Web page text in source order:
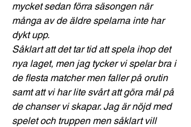
mycket sedan förra säsongen när
många av de äldre spelarna inte har
dykt upp.
Såklart att det tar tid att spela ihop det
nya laget, men jag tycker vi spelar bra i
de flesta matcher men faller på orutin
samt att vi har lite svårt att göra mål på
de chanser vi skapar. Jag är nöjd med
spelet och truppen men såklart vill